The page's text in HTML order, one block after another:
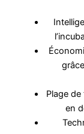
Plage
en